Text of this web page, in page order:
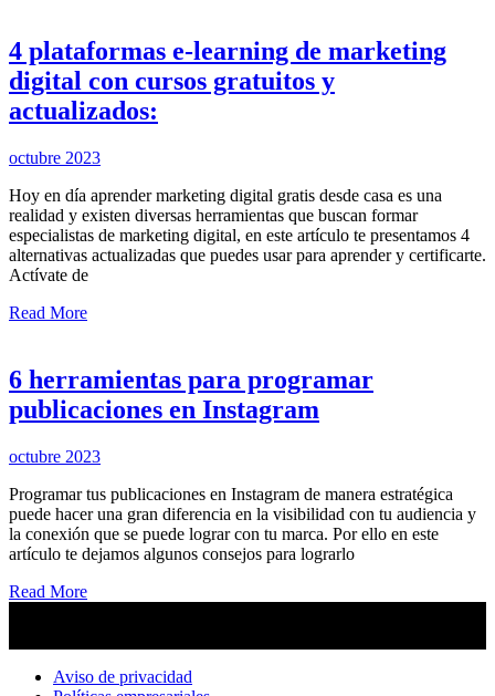
4 plataformas e-learning de marketing
digital con cursos gratuitos y
actualizados:
octubre 2023
Hoy en día aprender marketing digital gratis desde casa es una
realidad y existen diversas herramientas que buscan formar
especialistas de marketing digital, en este artículo te presentamos 4
alternativas actualizadas que puedes usar para aprender y certificarte.
Actívate de
Read More
6 herramientas para programar
publicaciones en Instagram
octubre 2023
Programar tus publicaciones en Instagram de manera estratégica
puede hacer una gran diferencia en la visibilidad con tu audiencia y
la conexión que se puede lograr con tu marca. Por ello en este
artículo te dejamos algunos consejos para lograrlo
Read More
Aviso de privacidad